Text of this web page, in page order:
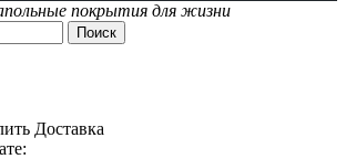
покрытия для жизни
Поиск
Доставка